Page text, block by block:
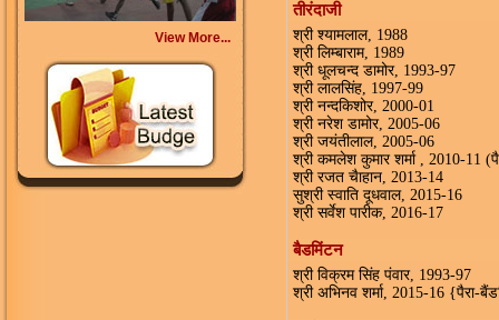
View More...
तीरंदाजी
श्री श्यामलाल, 1988
श्री लिम्बाराम, 1989
श्री धूलचन्द डामोर, 1993-97
श्री लालसिंह, 1997-99
श्री नन्दकिशोर, 2000-01
श्री नरेश डामोर, 2005-06
श्री जयंतीलाल, 2005-06
श्री कमलेश कुमार शर्मा , 2010-11
श्री रजत चैाहान, 2013-14
सुश्री स्वाति दूधवाल, 2015-16
श्री सर्वेश पारीक, 2016-17
बैडमिंटन
श्री विक्रम सिंह पंवार, 1993-97
श्री अभिनव शर्मा, 2015-16 {पैरा-